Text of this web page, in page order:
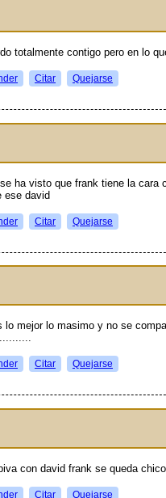
totalmente contigo pero en lo
Citar Quejarse
ha visto que frank tiene la cara
ese david
Citar Quejarse
lo mejor lo masimo y no se
Citar Quejarse
con david frank se queda
Citar Quejarse